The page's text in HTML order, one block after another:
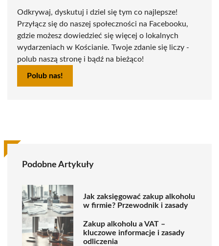
Odkrywaj, dyskutuj i dziel się tym co najlepsze!
Przyłącz się do naszej społeczności na Facebooku,
gdzie możesz dowiedzieć się więcej o lokalnych
wydarzeniach w Kościanie. Twoje zdanie się liczy -
polub naszą stronę i bądź na bieżąco!
Polub nas!
Podobne Artykuły
Jak zaksięgować zakup alkoholu
w firmie? Przewodnik i zasady
Zakup alkoholu a VAT –
kluczowe informacje i zasady
odliczenia